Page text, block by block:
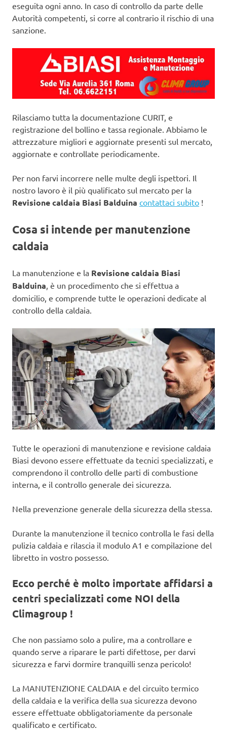
eseguita ogni anno. In caso di controllo da parte delle
Autorità competenti, si corre al contrario il rischio di una
sanzione.
Rilasciamo tutta la documentazione CURIT, e
registrazione del bollino e tassa regionale. Abbiamo le
attrezzature migliori e aggiornate presenti sul mercato,
aggiornate e controllate periodicamente.
Per non farvi incorrere nelle multe degli ispettori. Il
nostro lavoro è il più qualificato sul mercato per la
Revisione caldaia Biasi Balduina contattaci subito !
Cosa si intende per manutenzione
caldaia
La manutenzione e la Revisione caldaia Biasi
Balduina, è un procedimento che si effettua a
domicilio, e comprende tutte le operazioni dedicate al
controllo della caldaia.
Tutte le operazioni di manutenzione e revisione caldaia
Biasi devono essere effettuate da tecnici specializzati, e
comprendono il controllo delle parti di combustione
interna, e il controllo generale dei sicurezza.
Nella prevenzione generale della sicurezza della stessa.
Durante la manutenzione il tecnico controlla le fasi della
pulizia caldaia e rilascia il modulo A1 e compilazione del
libretto in vostro possesso.
Ecco perché è molto importate affidarsi a
centri specializzati come NOI della
Climagroup !
Che non passiamo solo a pulire, ma a controllare e
quando serve a riparare le parti difettose, per darvi
sicurezza e farvi dormire tranquilli senza pericolo!
La MANUTENZIONE CALDAIA e del circuito termico
della caldaia e la verifica della sua sicurezza devono
essere effettuate obbligatoriamente da personale
qualificato e certificato.